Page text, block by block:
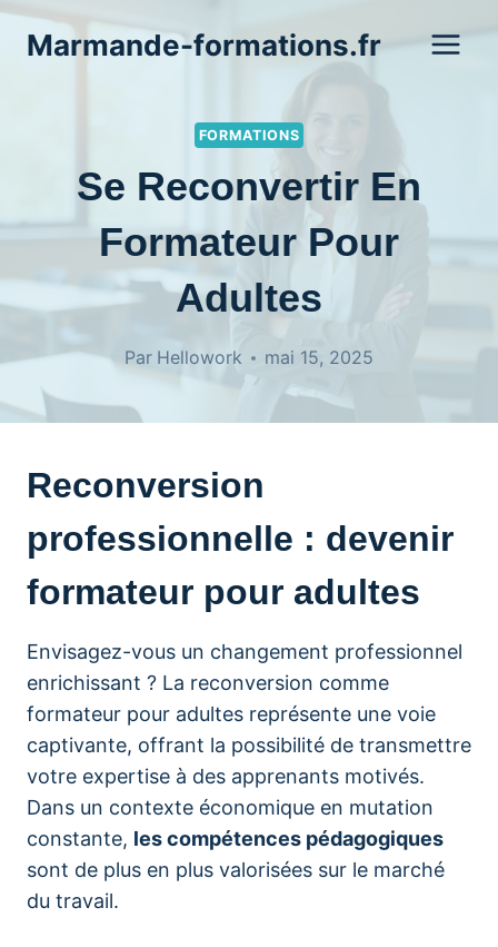
Aller
Marmande-formations.fr
FORMATIONS
Se Reconvertir En
Formateur Pour
Adultes
Par Hellowork mai 15, 2025
Reconversion
professionnelle : devenir
formateur pour adultes
Envisagez-vous un changement professionnel
enrichissant ? La reconversion comme
formateur pour adultes représente une voie
captivante, offrant la possibilité de transmettre
votre expertise à des apprenants motivés.
Dans un contexte économique en mutation
constante, les compétences pédagogiques
sont de plus en plus valorisées sur le marché
du travail.